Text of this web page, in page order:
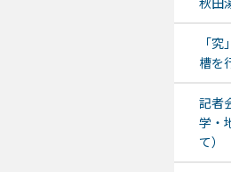
「
槽を
記者
学・
て）